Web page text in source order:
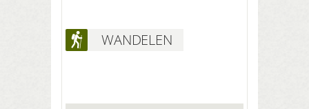
WANDELEN